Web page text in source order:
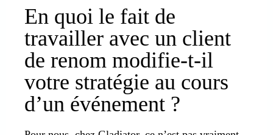
En quoi le fait de
travailler avec un client
de renom modifie-t-il
votre stratégie au cours
d’un événement ?